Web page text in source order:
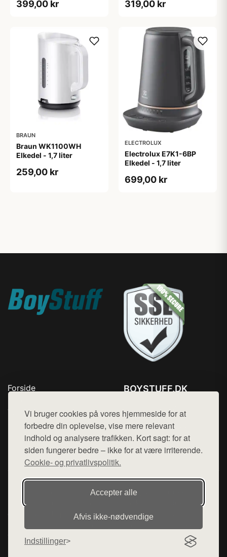
Vi bruger cookies på vores hjemmeside for at
forbedre din oplevelse, vise mere relevant
indhold og analysere trafikken. Kort sagt: for at
siden fungerer bedre – ikke for at være irriterende.
Cookie- og privatlivspolitik.
Accepter alle
Afvis ikke‑nødvendige
Indstillinger
399,00 kr 319,00 kr
BRAUN
Braun WK1100WH
Elkedel - 1,7 liter
259,00 kr
ELECTROLUX
Electrolux E7K1-6BP
Elkedel - 1,7 liter
699,00 kr
Forside
Top Rabatter
Kontakt
BOYSTUFF.DK
Mail: hej@want.dk
Cookie- og privatlivspolitik
Denne side er en del af want.dk, der udgiver en række
hjemmesider med præsentation af forskellige produkter fra
diverse webshops. Der sælges ikke varer fra denne side - vi
varerne på lager.